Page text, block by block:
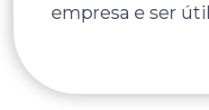
empresa e ser